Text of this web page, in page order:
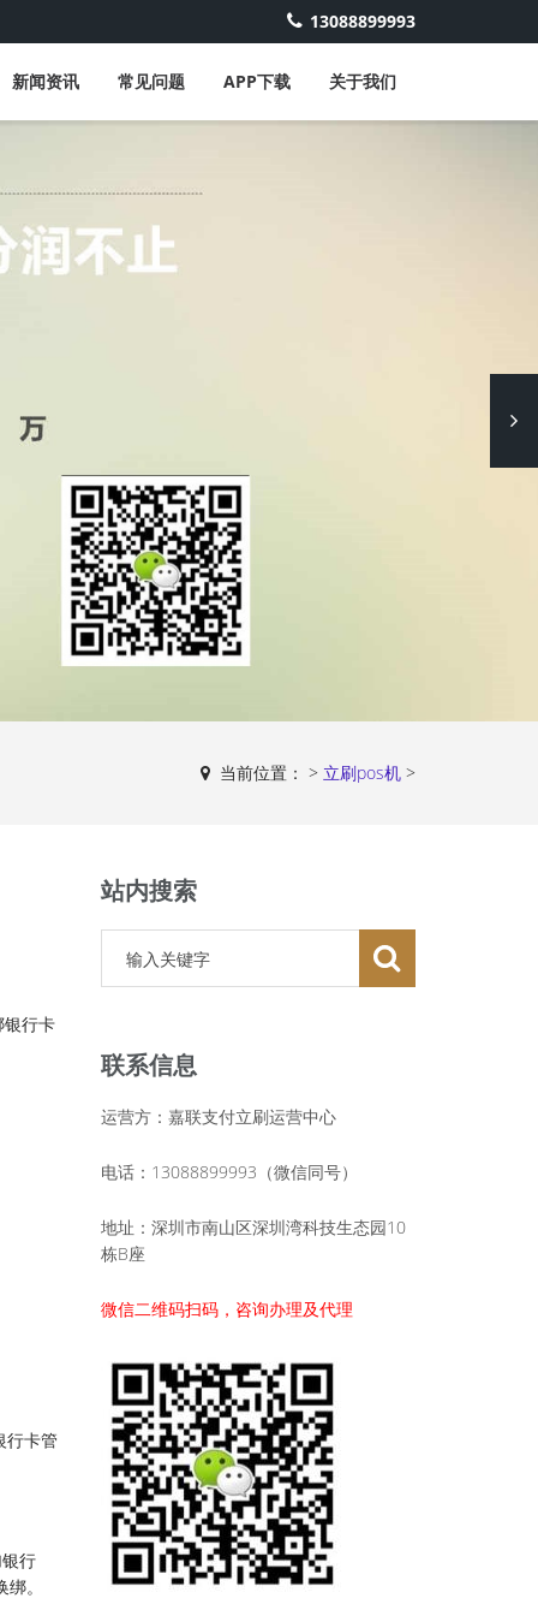
13088899993
新闻资讯 常见问题 APP下载 关于我们
当前位置： > 立刷pos机 >
银行卡
行卡管
行
。
站内搜索
联系信息
运营方：嘉联支付立刷运营中心
电话：13088899993（微信同号）
地址：深圳市南山区深圳湾科技生态园10
栋B座
微信二维码扫码，咨询办理及代理